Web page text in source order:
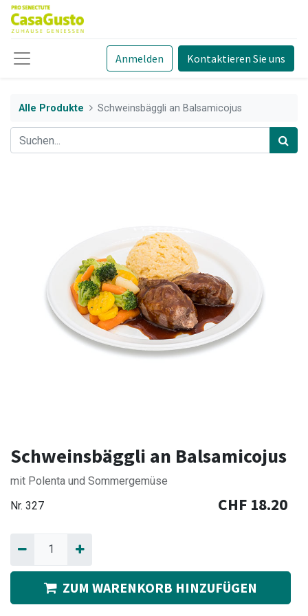
Anmelden Kontaktieren Sie uns
Alle Produkte Schweinsbäggli an Balsamicojus
Schweinsbäggli an Balsamicojus
mit Polenta und Sommergemüse
Nr. 327 CHF 18.20
ZUM WARENKORB HINZUFÜGEN